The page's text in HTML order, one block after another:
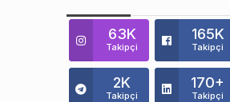
63K
Takipçi
165K
Takipçi
2K
Takipçi
170+
Takipçi